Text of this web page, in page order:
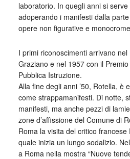
laboratorio. In quegli anni si
adoperando i manifesti dalla
opere non figurative e
I primi riconoscimenti arrivano
Graziano e nel 1957 con il
Pubblica Istruzione.
Alla fine degli anni ’50, Rotella, è
come strappamanifesti. Di notte,
manifesti, ma anche pezzi di
zone d’affissione del Comune di
Roma la visita del critico
quale inizia un lungo sodalizio.
a Roma nella mostra “Nuove